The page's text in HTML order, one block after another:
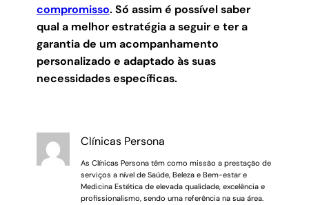
compromisso. Só assim é possível saber
qual a melhor estratégia a seguir e ter a
garantia de um acompanhamento
personalizado e adaptado às suas
necessidades específicas.
Clínicas Persona
As Clínicas Persona têm como missão a prestação de
serviços a nível de Saúde, Beleza e Bem-estar e
Medicina Estética de elevada qualidade, excelência e
profissionalismo, sendo uma referência na sua área.